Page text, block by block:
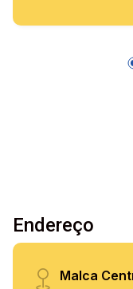
Endereço
Malca